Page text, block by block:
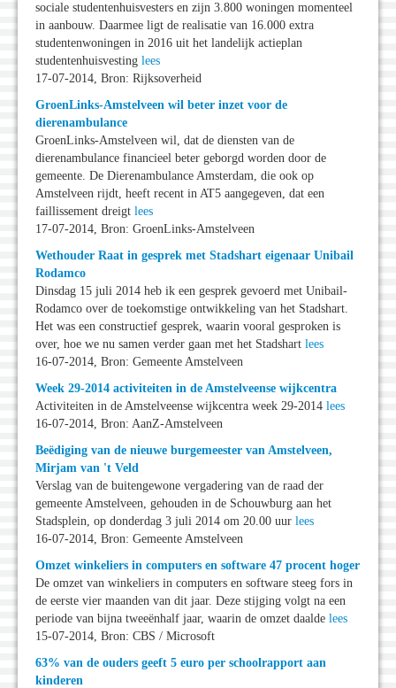
sociale studentenhuisvesters en zijn 3.800 woningen momenteel
in aanbouw. Daarmee ligt de realisatie van 16.000 extra
studentenwoningen in 2016 uit het landelijk actieplan
studentenhuisvesting lees
17-07-2014, Bron: Rijksoverheid
GroenLinks-Amstelveen wil beter inzet voor de
dierenambulance
GroenLinks-Amstelveen wil, dat de diensten van de
dierenambulance financieel beter geborgd worden door de
gemeente. De Dierenambulance Amsterdam, die ook op
Amstelveen rijdt, heeft recent in AT5 aangegeven, dat een
faillissement dreigt lees
17-07-2014, Bron: GroenLinks-Amstelveen
Wethouder Raat in gesprek met Stadshart eigenaar Unibail
Rodamco
Dinsdag 15 juli 2014 heb ik een gesprek gevoerd met Unibail-
Rodamco over de toekomstige ontwikkeling van het Stadshart.
Het was een constructief gesprek, waarin vooral gesproken is
over, hoe we nu samen verder gaan met het Stadshart lees
16-07-2014, Bron: Gemeente Amstelveen
Week 29-2014 activiteiten in de Amstelveense wijkcentra
Activiteiten in de Amstelveense wijkcentra week 29-2014 lees
16-07-2014, Bron: AanZ-Amstelveen
Beëdiging van de nieuwe burgemeester van Amstelveen,
Mirjam van 't Veld
Verslag van de buitengewone vergadering van de raad der
gemeente Amstelveen, gehouden in de Schouwburg aan het
Stadsplein, op donderdag 3 juli 2014 om 20.00 uur lees
16-07-2014, Bron: Gemeente Amstelveen
Omzet winkeliers in computers en software 47 procent hoger
De omzet van winkeliers in computers en software steeg fors in
de eerste vier maanden van dit jaar. Deze stijging volgt na een
periode van bijna tweeënhalf jaar, waarin de omzet daalde lees
15-07-2014, Bron: CBS / Microsoft
63% van de ouders geeft 5 euro per schoolrapport aan
kinderen